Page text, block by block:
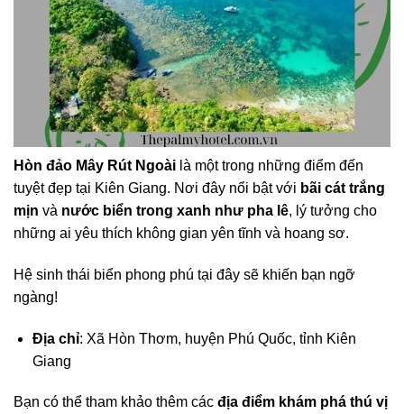
Hòn đảo Mây Rút Ngoài là một trong những điểm đến
tuyệt đẹp tại Kiên Giang. Nơi đây nổi bật với bãi cát trắng
mịn và nước biển trong xanh như pha lê, lý tưởng cho
những ai yêu thích không gian yên tĩnh và hoang sơ.
Hệ sinh thái biển phong phú tại đây sẽ khiến bạn ngỡ
ngàng!
Địa chỉ: Xã Hòn Thơm, huyện Phú Quốc, tỉnh Kiên
Giang
Bạn có thể tham khảo thêm các địa điểm khám phá thú vị